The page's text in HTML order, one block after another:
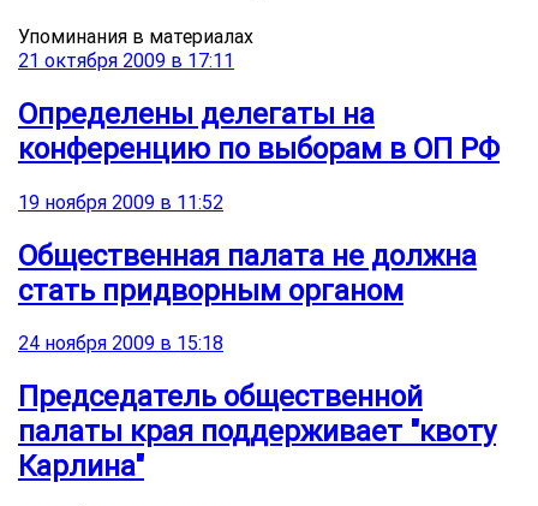
Упоминания в материалах
21 октября 2009 в 17:11
Определены делегаты на
конференцию по выборам в ОП РФ
19 ноября 2009 в 11:52
Общественная палата не должна
стать придворным органом
24 ноября 2009 в 15:18
Председатель общественной
палаты края поддерживает "квоту
Карлина"